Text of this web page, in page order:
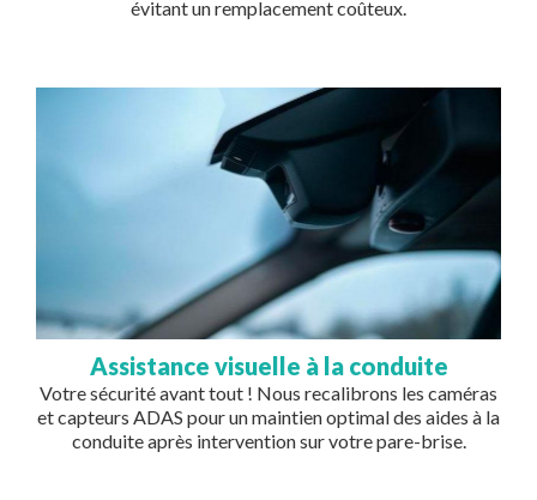
évitant un remplacement coûteux.
Assistance visuelle à la conduite
Votre sécurité avant tout ! Nous recalibrons les caméras
et capteurs ADAS pour un maintien optimal des aides à la
conduite après intervention sur votre pare-brise.